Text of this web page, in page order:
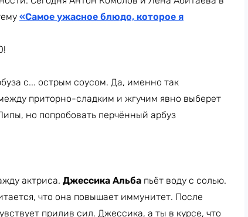
«Самое ужасное блюдо, которое я
с... острым соусом. Да, именно так
приторно-сладким и жгучим явно выберет
но попробовать перчённый арбуз
актриса. Джессика Альба пьёт воду с солью.
что она повышает иммунитет. После
прилив сил. Джессика, а ты в курсе, что